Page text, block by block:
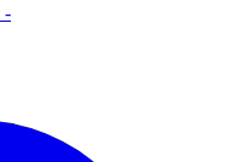
-